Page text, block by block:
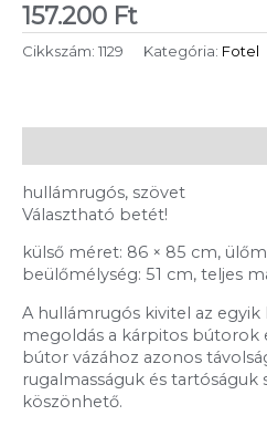
157.200 Ft
Cikkszám: 1129 Kategória: Fotel
hullámrugós, szövet
Választható betét!
külső méret: 86 × 85 cm,
beülőmélység: 51 cm, teljes
A hullámrugós kivitel az
megoldás a kárpitos bútorok
bútor vázához azonos
rugalmasságuk és tartóságuk
köszönhető.